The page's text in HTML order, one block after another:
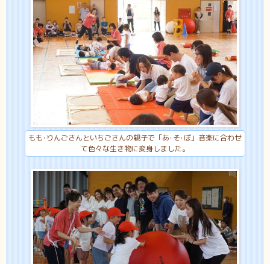
もも･りんごさんといちごさんの親子で「あ･そ･ぼ」音楽に合わせ
て色々な生き物に変身しました。